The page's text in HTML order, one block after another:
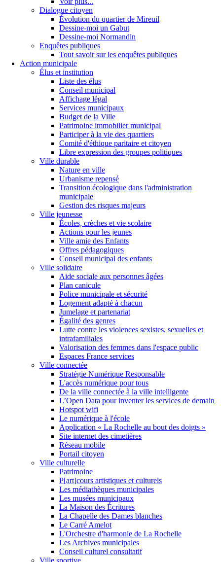
Dialogue citoyen
Évolution du quartier de Mireuil
Dessine-moi un Gabut
Dessine-moi Normandin
Enquêtes publiques
Tout savoir sur les enquêtes publiques
Action municipale
Élus et institution
Liste des élus
Conseil municipal
Affichage légal
Services municipaux
Budget de la Ville
Patrimoine immobilier municipal
Participer à la vie des quartiers
Comité d'éthique paritaire et citoyen
Libre expression des groupes politiques
Ville durable
Nature en ville
Urbanisme repensé
Transition écologique dans l'administration
municipale
Gestion des risques majeurs
Ville jeunesse
Écoles, crèches et vie scolaire
Actions pour les jeunes
Ville amie des Enfants
Offres pédagogiques
Conseil municipal des enfants
Ville solidaire
Aide sociale aux personnes âgées
Plan canicule
Police municipale et sécurité
Logement adapté à chacun
Jumelage et partenariat
Égalité des genres
Lutte contre les violences sexistes, sexuelles et
intrafamiliales
Valorisation des femmes dans l'espace public
Espaces France services
Ville connectée
Stratégie Numérique Responsable
L'accès numérique pour tous
De la ville connectée à la ville intelligente
L’Open Data pour inventer les services de demain
Hotspot wifi
Le numérique à l'école
Application « La Rochelle au bout des doigts »
Site internet des cimetières
Réseau mobile
Portail citoyen
Ville culturelle
Patrimoine
P[art]cours artistiques et culturels
Les médiathèques municipales
Les musées municipaux
La Maison des Écritures
La Chapelle des Dames blanches
Le Carré Amelot
L'Orchestre d'harmonie de La Rochelle
Les Archives municipales
Conseil culturel consultatif
Ville sportive